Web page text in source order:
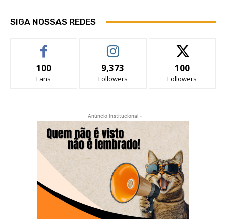
SIGA NOSSAS REDES
100
Fans
9,373
Followers
100
Followers
- Anúncio Institucional -